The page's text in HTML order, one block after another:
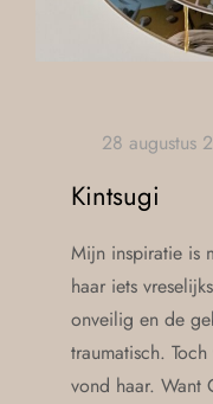
Kintsugi
Mijn inspiratie is
haar iets
onveilig en de
traumatisch.
vond haar. Want